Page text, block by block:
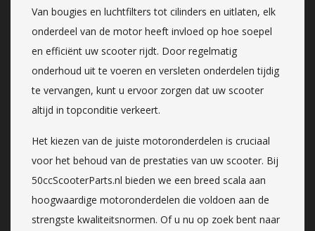
Van bougies en luchtfilters tot cilinders en uitlaten, elk
onderdeel van de motor heeft invloed op hoe soepel
en efficiënt uw scooter rijdt. Door regelmatig
onderhoud uit te voeren en versleten onderdelen tijdig
te vervangen, kunt u ervoor zorgen dat uw scooter
altijd in topconditie verkeert.
Het kiezen van de juiste motoronderdelen is cruciaal
voor het behoud van de prestaties van uw scooter. Bij
50ccScooterParts.nl bieden we een breed scala aan
hoogwaardige motoronderdelen die voldoen aan de
strengste kwaliteitsnormen. Of u nu op zoek bent naar